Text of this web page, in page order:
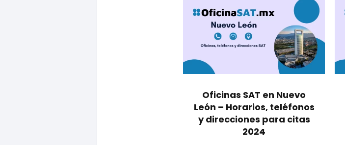
Oficinas SAT en Nuevo
León – Horarios, teléfonos
y direcciones para citas
2024